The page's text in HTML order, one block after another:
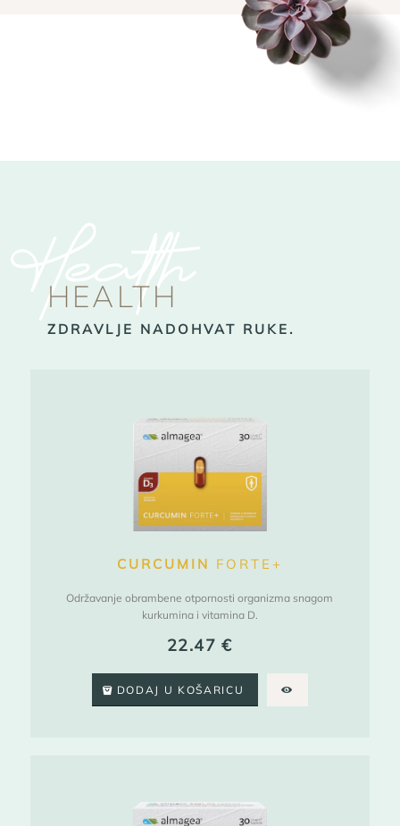
Health
HEALTH
ZDRAVLJE NADOHVAT RUKE.
CURCUMIN FORTE+
Održavanje obrambene otpornosti organizma snagom
kurkumina i vitamina D.
22.47€
DODAJ U KOŠARICU